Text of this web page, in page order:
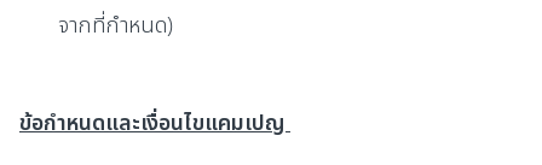
จากที่กำหนด)
ข้อกำหนดและเงื่อนไขแคมเปญ